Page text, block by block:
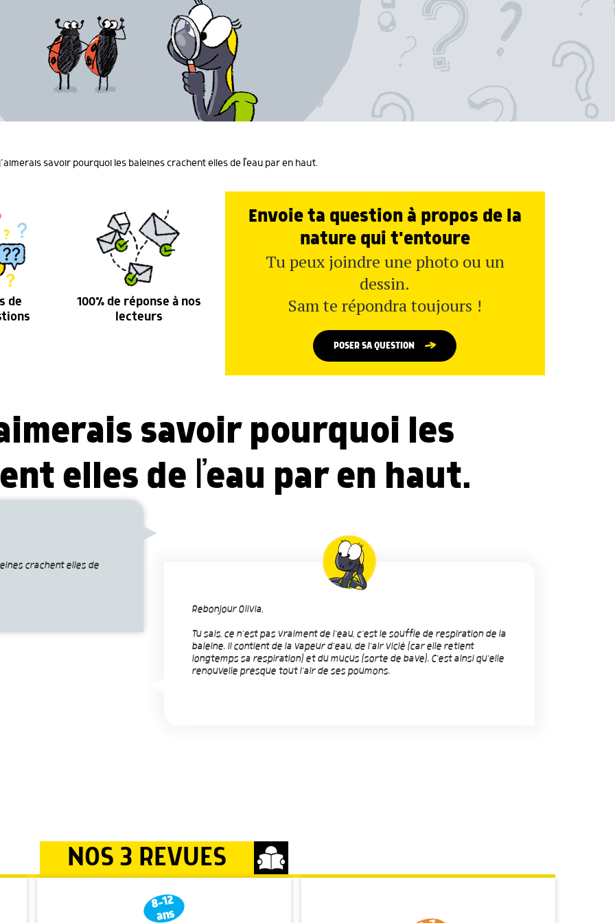
j’aimerais savoir pourquoi les baleines crachent elles de ľeau par en haut.
de
100% de réponse à nos
lecteurs
Envoie ta question à propos de la
nature qui t'entoure
Tu peux joindre une photo ou un
dessin.
Sam te répondra toujours !
POSER SA QUESTION
savoir pourquoi les
elles de ľeau par en haut.
crachent elles de
Rebonjour Olivia,
Tu sais, ce n'est pas vraiment de l'eau, c'est le souffle de respiration de la
baleine. Il contient de la vapeur d'eau, de l'air vicié (car elle retient
longtemps sa respiration) et du mucus (sorte de bave). C'est ainsi qu'elle
renouvelle presque tout l'air de ses poumons.
NOS 3 REVUES
8-12
ans